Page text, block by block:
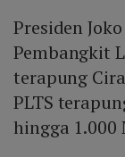
Presiden
Pembangkit
terapung
PLTS
hingga 1.000